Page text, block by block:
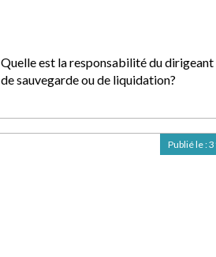
Quelle est la responsabilité du dirigeant
de sauvegarde ou de liquidation?
Publié le :